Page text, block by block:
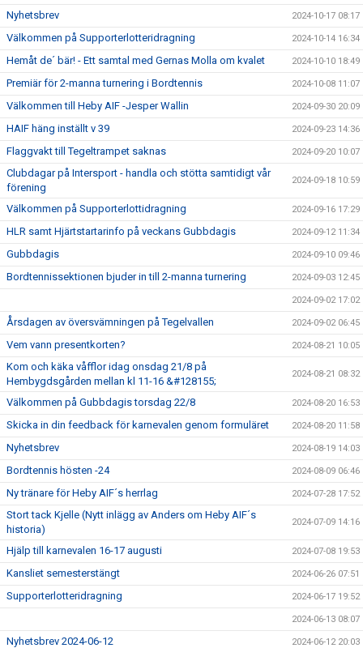
Nyhetsbrev 2024-10-17 08:17
Välkommen på Supporterlotteridragning 2024-10-14 16:34
Hemåt de´ bär! - Ett samtal med Gernas Molla om kvalet 2024-10-10 18:49
Premiär för 2-manna turnering i Bordtennis 2024-10-08 11:07
Välkommen till Heby AIF -Jesper Wallin 2024-09-30 20:09
HAIF häng inställt v 39 2024-09-23 14:36
Flaggvakt till Tegeltrampet saknas 2024-09-20 10:07
Clubdagar på Intersport - handla och stötta samtidigt vår
förening
2024-09-18 10:59
Välkommen på Supporterlottidragning 2024-09-16 17:29
HLR samt Hjärtstartarinfo på veckans Gubbdagis 2024-09-12 11:34
Gubbdagis 2024-09-10 09:46
Bordtennissektionen bjuder in till 2-manna turnering 2024-09-03 12:45
2024-09-02 17:02
Årsdagen av översvämningen på Tegelvallen 2024-09-02 06:45
Vem vann presentkorten? 2024-08-21 10:05
Kom och käka våfflor idag onsdag 21/8 på
Hembygdsgården mellan kl 11-16 &#128155;
2024-08-21 08:32
Välkommen på Gubbdagis torsdag 22/8 2024-08-20 16:53
Skicka in din feedback för karnevalen genom formuläret 2024-08-20 11:58
Nyhetsbrev 2024-08-19 14:03
Bordtennis hösten -24 2024-08-09 06:46
Ny tränare för Heby AIF´s herrlag 2024-07-28 17:52
Stort tack Kjelle (Nytt inlägg av Anders om Heby AIF´s
historia)
2024-07-09 14:16
Hjälp till karnevalen 16-17 augusti 2024-07-08 19:53
Kansliet semesterstängt 2024-06-26 07:51
Supporterlotteridragning 2024-06-17 19:52
2024-06-13 08:07
Nyhetsbrev 2024-06-12 2024-06-12 20:03